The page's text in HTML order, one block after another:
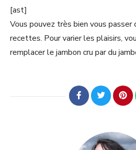
[ast]
Vous pouvez très bien vous
recettes. Pour varier les plaisirs,
remplacer le jambon cru par du